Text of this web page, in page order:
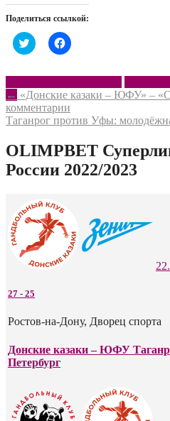
Поделиться ссылкой:
Нажмите,
чтобы
Twitter
(Открывается
в
новом
окне)
Нажмите,
чтобы
Facebook
(Открывается
в
новом
окне)
Post
navigation
← «Донские казаки – ЮФУ» –
комментарии
Таганрог против Уфы:
OLIMPBET
России 2022/2023
27 - 25
Ростов-на-Дону, Дворец спорта
Донские казаки – ЮФУ
Петербург